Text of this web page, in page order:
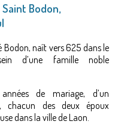
Bodon,
Bodon, naît vers 625 dans le
d’une famille noble
de mariage, d’un
chacun des deux époux
dans la ville de Laon.